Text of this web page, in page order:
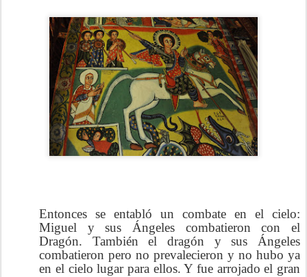
Entonces se entabló un combate en el cielo:
Miguel y sus Ángeles combatieron con el
Dragón. También el dragón y sus Ángeles
combatieron pero no prevalecieron y no hubo ya
en el cielo lugar para ellos. Y fue arrojado el gran